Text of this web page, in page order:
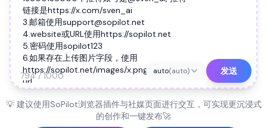
794 / 1000 auto(auto) 发送
💡 建议使用SoPilot浏览器插件与社媒页面进行交互，可实现更沉浸式
的创作和一键发布🚀